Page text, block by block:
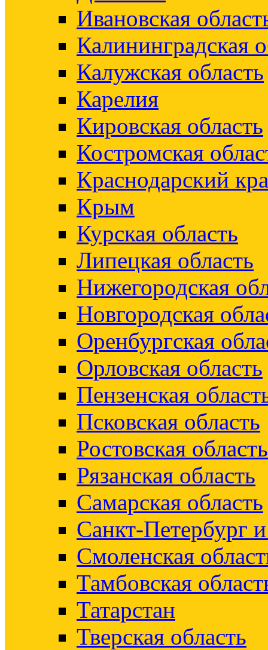
Ивановская
Калининградская
Калужская область
Карелия
Кировская область
Костромская
Краснодарский
Крым
Курская область
Липецкая область
Нижегородская
Новгородская
Оренбургская
Орловская область
Пензенская
Псковская область
Ростовская область
Рязанская область
Самарская область
Санкт-Петербург
Смоленская
Тамбовская
Татарстан
Тверская область